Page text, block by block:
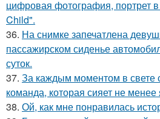
цифровая фотография, портрет
Child".
36. На снимке запечатлена
пассажирском сиденье
суток.
37. За каждым моментом в свете
команда, которая сияет не менее
38. Ой, как мне понравилась